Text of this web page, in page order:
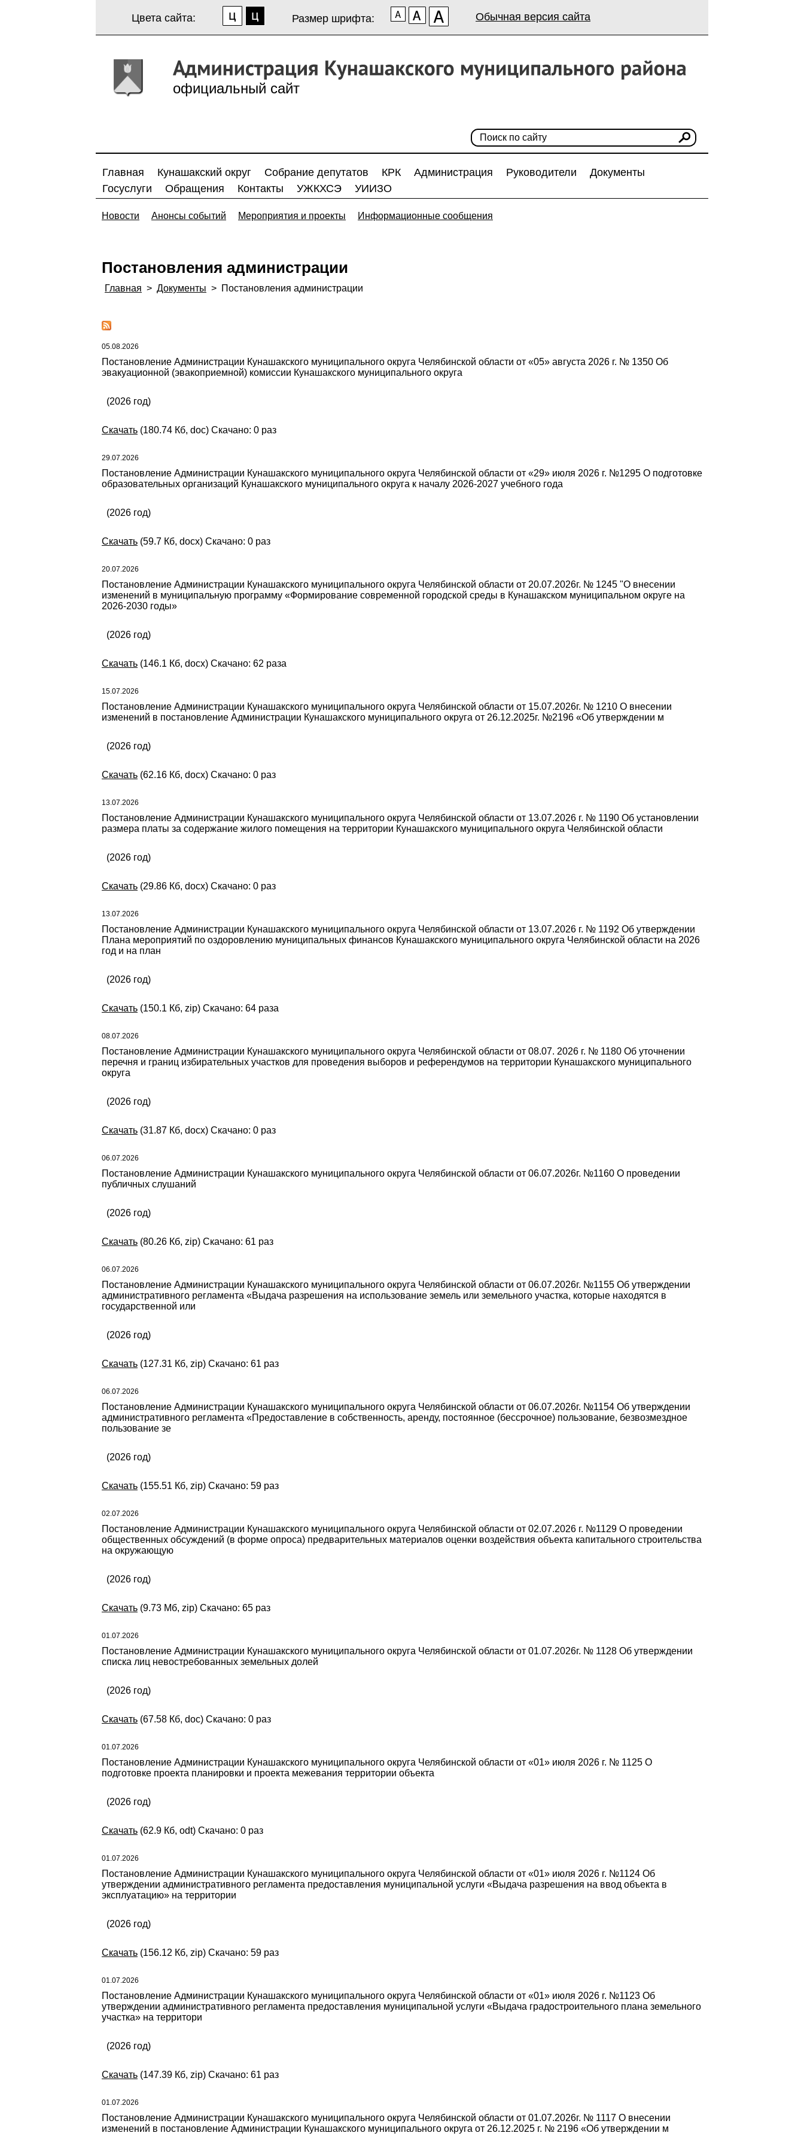
Цвета сайта: Размер шрифта: Обычная версия сайта
официальный сайт
Главная Кунашакский округ Собрание депутатов КРК Администрация Руководители
Документы
Госуслуги
Обращения Контакты УЖКХСЭ УИИЗО
Новости Анонсы событий Мероприятия и проекты Информационные сообщения
Постановления администрации
Главная > Документы > Постановления администрации
05.08.2026
Постановление Администрации Кунашакского муниципального округа Челябинской области от «05» августа 2026 г. № 1350 Об
эвакуационной (эвакоприемной) комиссии Кунашакского муниципального округа
(2026 год)
Скачать (180.74 Кб, doc) Скачано: 0 раз
29.07.2026
Постановление Администрации Кунашакского муниципального округа Челябинской области от «29» июля 2026 г. №1295 О подготовке
образовательных организаций Кунашакского муниципального округа к началу 2026-2027 учебного года
(2026 год)
Скачать (59.7 Кб, docx) Скачано: 0 раз
20.07.2026
Постановление Администрации Кунашакского муниципального округа Челябинской области от 20.07.2026г. № 1245 "О внесении
изменений в муниципальную программу «Формирование современной городской среды в Кунашакском муниципальном округе на
2026-2030 годы»
(2026 год)
Скачать (146.1 Кб, docx) Скачано: 62 раза
15.07.2026
Постановление Администрации Кунашакского муниципального округа Челябинской области от 15.07.2026г. № 1210 О внесении
изменений в постановление Администрации Кунашакского муниципального округа от 26.12.2025г. №2196 «Об утверждении м
(2026 год)
Скачать (62.16 Кб, docx) Скачано: 0 раз
13.07.2026
Постановление Администрации Кунашакского муниципального округа Челябинской области от 13.07.2026 г. № 1190 Об установлении
размера платы за содержание жилого помещения на территории Кунашакского муниципального округа Челябинской области
(2026 год)
Скачать (29.86 Кб, docx) Скачано: 0 раз
13.07.2026
Постановление Администрации Кунашакского муниципального округа Челябинской области от 13.07.2026 г. № 1192 Об утверждении
Плана мероприятий по оздоровлению муниципальных финансов Кунашакского муниципального округа Челябинской области на 2026
год и на план
(2026 год)
Скачать (150.1 Кб, zip) Скачано: 64 раза
08.07.2026
Постановление Администрации Кунашакского муниципального округа Челябинской области от 08.07. 2026 г. № 1180 Об уточнении
перечня и границ избирательных участков для проведения выборов и референдумов на территории Кунашакского муниципального
округа
(2026 год)
Скачать (31.87 Кб, docx) Скачано: 0 раз
06.07.2026
Постановление Администрации Кунашакского муниципального округа Челябинской области от 06.07.2026г. №1160 О проведении
публичных слушаний
(2026 год)
Скачать (80.26 Кб, zip) Скачано: 61 раз
06.07.2026
Постановление Администрации Кунашакского муниципального округа Челябинской области от 06.07.2026г. №1155 Об утверждении
административного регламента «Выдача разрешения на использование земель или земельного участка, которые находятся в
государственной или
(2026 год)
Скачать (127.31 Кб, zip) Скачано: 61 раз
06.07.2026
Постановление Администрации Кунашакского муниципального округа Челябинской области от 06.07.2026г. №1154 Об утверждении
административного регламента «Предоставление в собственность, аренду, постоянное (бессрочное) пользование, безвозмездное
пользование зе
(2026 год)
Скачать (155.51 Кб, zip) Скачано: 59 раз
02.07.2026
Постановление Администрации Кунашакского муниципального округа Челябинской области от 02.07.2026 г. №1129 О проведении
общественных обсуждений (в форме опроса) предварительных материалов оценки воздействия объекта капитального строительства
на окружающую
(2026 год)
Скачать (9.73 Мб, zip) Скачано: 65 раз
01.07.2026
Постановление Администрации Кунашакского муниципального округа Челябинской области от 01.07.2026г. № 1128 Об утверждении
списка лиц невостребованных земельных долей
(2026 год)
Скачать (67.58 Кб, doc) Скачано: 0 раз
01.07.2026
Постановление Администрации Кунашакского муниципального округа Челябинской области от «01» июля 2026 г. № 1125 О
подготовке проекта планировки и проекта межевания территории объекта
(2026 год)
Скачать (62.9 Кб, odt) Скачано: 0 раз
01.07.2026
Постановление Администрации Кунашакского муниципального округа Челябинской области от «01» июля 2026 г. №1124 Об
утверждении административного регламента предоставления муниципальной услуги «Выдача разрешения на ввод объекта в
эксплуатацию» на территории
(2026 год)
Скачать (156.12 Кб, zip) Скачано: 59 раз
01.07.2026
Постановление Администрации Кунашакского муниципального округа Челябинской области от «01» июля 2026 г. №1123 Об
утверждении административного регламента предоставления муниципальной услуги «Выдача градостроительного плана земельного
участка» на территори
(2026 год)
Скачать (147.39 Кб, zip) Скачано: 61 раз
01.07.2026
Постановление Администрации Кунашакского муниципального округа Челябинской области от 01.07.2026г. № 1117 О внесении
изменений в постановление Администрации Кунашакского муниципального округа от 26.12.2025 г. № 2196 «Об утверждении м